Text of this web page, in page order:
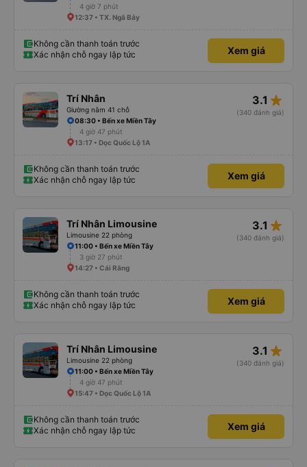
4 giờ 7 phút
12:37 • TX. Ngã Bảy
Không cần thanh toán trước
Xác nhận chỗ ngay lập tức
Xem giá
Trí Nhân
Giường nằm 41 chỗ
3.1 star_rate
(340 đánh giá)
08:30 • Bến xe Miền Tây
4 giờ 47 phút
13:17 • Dọc Quốc Lộ 1A
Không cần thanh toán trước
Xác nhận chỗ ngay lập tức
Xem giá
Trí Nhân Limousine
Limousine 22 phòng
3.1 star_rate
(340 đánh giá)
11:00 • Bến xe Miền Tây
3 giờ 27 phút
14:27 • Cái Răng
Không cần thanh toán trước
Xác nhận chỗ ngay lập tức
Xem giá
Trí Nhân Limousine
Limousine 22 phòng
3.1 star_rate
(340 đánh giá)
11:00 • Bến xe Miền Tây
4 giờ 47 phút
15:47 • Dọc Quốc Lộ 1A
Không cần thanh toán trước
Xác nhận chỗ ngay lập tức
Xem giá